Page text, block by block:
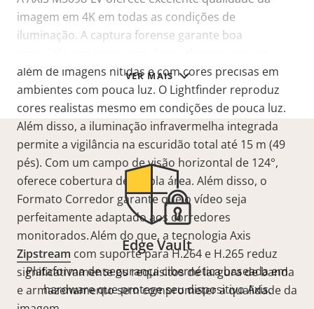
VER MAIS
imagem em 4K em todas as condições de
iluminação. A captura forense garante boa
além de imagens nítidas e com cores precisas em
ambientes com pouca luz. O Lightfinder reproduz
cores realistas mesmo em condições de pouca luz.
Além disso, a iluminação infravermelha integrada
permite a vigilância na escuridão total até 15 m (49
pés). Com um campo devisão horizontal de 124°,
oferece cobertura de ampla área. Além disso, o
Formato Corredor garante queo vídeo seja
perfeitamente adaptado aos corredores
monitorados. Além do que, a tecnologia Axis
Zipstream com suporte para H.264 e H.265 reduz
significativamente os requisitos de largura de banda
e armazenamento sem comprometer a qualidade da
Edge Vault
Plataforma de segurança cibernética baseada em
hardware que protege seu dispositivo Axis.